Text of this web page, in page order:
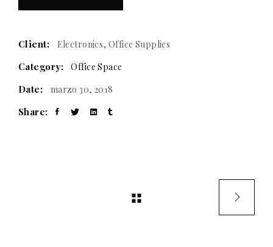
Client: Electronics, Office Supplies
Category: Office Space
Date: marzo 30, 2018
Share: